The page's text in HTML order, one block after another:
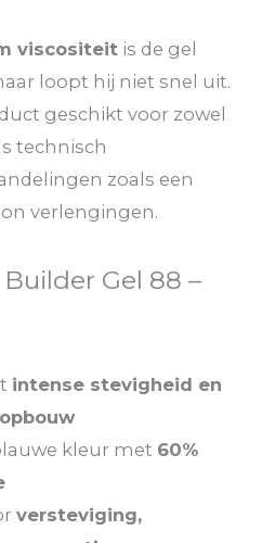
viscositeit is de gel
loopt hij niet snel uit.
geschikt voor zowel
technisch
zoals een
verlengingen.
Gel 88 –
intense stevigheid en
kleur met 60%
versteviging,